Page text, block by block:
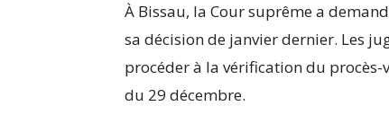
À Bissau, la Cour suprême a
sa décision de janvier dernier. Les
procéder à la vérification du
du 29 décembre.